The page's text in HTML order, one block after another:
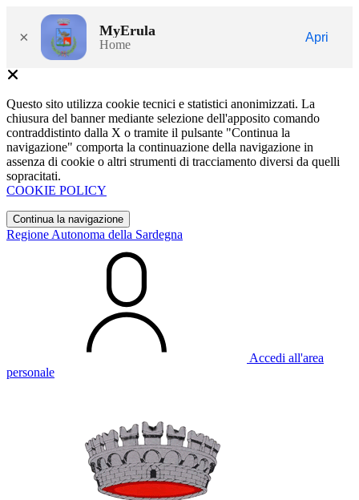
× MyErula
Home
Apri
Questo sito utilizza cookie tecnici e statistici anonimizzati. La
chiusura del banner mediante selezione dell'apposito comando
contraddistinto dalla X o tramite il pulsante "Continua la
navigazione" comporta la continuazione della navigazione in
assenza di cookie o altri strumenti di tracciamento diversi da quelli
sopracitati.
COOKIE POLICY
Continua la navigazione
Regione Autonoma della Sardegna
Accedi all'area
personale